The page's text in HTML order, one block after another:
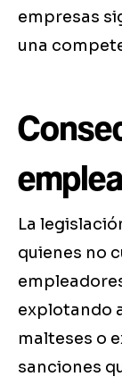
empresas
una
La
quienes no
explotando
malteses o
sanciones